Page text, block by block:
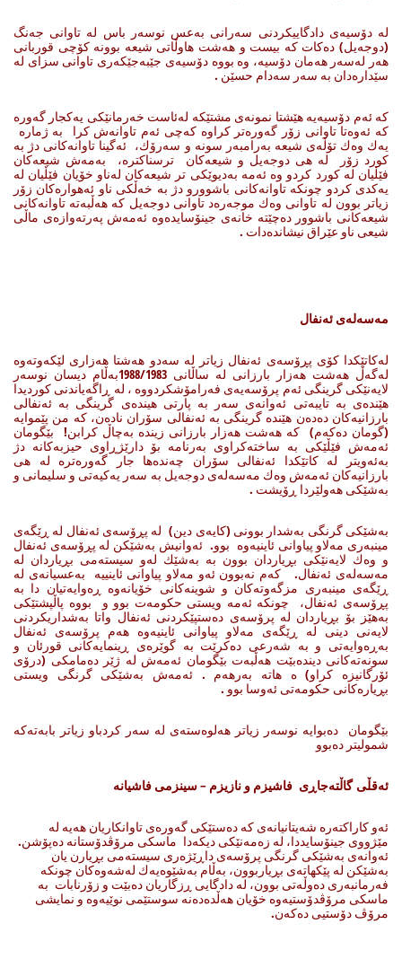
له‌ دۆسیه‌ی دادگاییكردنی سه‌رانی به‌عس نوسه‌ر باس له‌ تاوانی جه‌نگ
(دوجه‌یل) ده‌كات كه‌ بیست و هه‌شت هاوڵاتی شیعه‌ بوونه‌ كۆچی قوربانی
هه‌ر له‌سه‌ر هه‌مان دۆسیه‌، وه‌ بووه‌ دۆسیه‌ی جێبه‌جێكه‌ری تاوانی سزای له‌
سێداره‌دان به‌ سه‌ر سه‌دام حسێن .
كه‌ ئه‌م دۆسیه‌یه‌ هێشتا نمونه‌ی مشتێكه‌ له‌ئاست خه‌رمانێكی یه‌كجار گه‌وره‌
كه‌ ئه‌وه‌تا تاوانی زۆر گه‌وره‌تر كراوه‌ كه‌چی ئه‌م تاوانه‌ش كرا به‌ ژماره‌
یه‌ك وه‌ك تۆڵه‌ی شیعه‌ به‌رامبه‌ر سونه‌ و سه‌رۆك، ئه‌گینا تاوانه‌كانی دژ به‌
كورد زۆر له‌ هی دوجه‌یل و شیعه‌كان ترسناكتره‌، به‌مه‌ش شیعه‌كان
فێڵیان له‌ كورد كردو وه‌ ئه‌مه‌ به‌دیوێكی تر شیعه‌كان له‌ناو خۆیان فێڵیان له‌
یه‌كدی كردو چونكه‌ تاوانه‌كانی باشوورو دژ به‌ خه‌ڵكی ناو ئه‌هواره‌كان زۆر
زیاتر بوون له‌ تاوانی وه‌ك موجه‌ره‌د تاوانی دوجه‌یل كه‌ هه‌ڵبه‌ته‌ تاوانه‌كانی
شیعه‌كانی باشوور ده‌چێته‌ خانه‌ی جینۆسایده‌وه‌ ئه‌مه‌ش په‌رته‌وازه‌ی ماڵی
شیعی ناو عێراق نیشانده‌دات .
مه‌سه‌له‌ی ئه‌نفال
له‌كاتێكدا كۆی پڕۆسه‌ی ئه‌نفال زیاتر له‌ سه‌دو هه‌شتا هه‌زاری لێكه‌وته‌وه‌
له‌گه‌ڵ هه‌شت هه‌زار بارزانی له‌ ساڵانی 1988/1983به‌ڵام دیسان نوسه‌ر
لایه‌نێكی گرینگی ئه‌م پرۆسه‌یه‌ی فه‌رامۆشكردووه‌ ، له‌ ڕاگه‌یاندنی كوردیدا
هێنده‌ی به‌ تایبه‌تی ئه‌وانه‌ی سه‌ر به‌ پارتی هینده‌ی گرینگی به‌ ئه‌نفالی
بارزانیه‌كان ده‌ده‌ن هێنده‌ گرینگی به‌ ئه‌نفالی سۆران ناده‌ن، كه‌ من پێموایه‌
(گومان ده‌كه‌م) كه‌ هه‌شت هه‌زار بارزانی زینده‌ به‌چاڵ كرابن! بێگومان
ئه‌مه‌ش فێڵێكی به‌ ساخته‌كراوی به‌رنامه‌ بۆ دارێژڕاوی حیزبه‌كانه‌ دژ
به‌ئه‌ویتر له‌ كاتێكدا ئه‌نفالی سۆران چه‌نده‌ها جار گه‌وره‌تره‌ له‌ هی
بارزانیه‌كان ئه‌مه‌ش وه‌ك مه‌سه‌له‌ی دوجه‌یل به‌ سه‌ر یه‌كیه‌تی و سلیمانی و
به‌شێكی هه‌ولێردا ڕۆیشت .
به‌شێكی گرنگی به‌شدار بوونی (كایه‌ی دین) له‌ پڕۆسه‌ی ئه‌نفال له‌ ڕێگه‌ی
مینبه‌ری مه‌لاو پیاوانی ئاینیه‌وه‌ بوو. ئه‌وانیش به‌شێكن له‌ پڕۆسه‌ی ئه‌نفال
و وه‌ك لایه‌نێكی بڕیاردان بوون به‌ به‌شێك له‌و سیسته‌می بڕیاردان له‌
مه‌سه‌له‌ی ئه‌نفال. كه‌م نه‌بوون ئه‌و مه‌لاو پیاوانی ئاینییه‌ به‌عسیانه‌ی له‌
ڕێگه‌ی مینبه‌ری مزگه‌وته‌كان و شوینه‌كانی خۆیانه‌وه‌ ڕه‌وایه‌تیان دا به‌
پڕۆسه‌ی ئه‌نفال، چونكه‌ ئه‌مه‌ ویستی حكومه‌ت بوو و بووه‌ پاڵپشتێكی
به‌هێز بۆ بڕیاردان له‌ پرۆسه‌ی ده‌ستپێكردنی ئه‌نفال واتا به‌شداریكردنی
لایه‌نی دینی له‌ ڕێگه‌ی مه‌لاو پیاوانی ئاینیه‌وه‌ هه‌م پرۆسه‌ی ئه‌نفال
به‌ڕه‌وایه‌تی و به‌ شه‌رعی ده‌كرێت به‌ گوێره‌ی ڕینمایه‌كانی قورئان و
سونه‌ته‌كانی دینده‌بێت هه‌ڵبه‌ت بێگومان ئه‌مه‌ش له‌ ژێر ده‌مامكی (درۆی
ئۆرگانیزه‌ كراو) ه‌ هاته‌ به‌رهه‌م . ئه‌مه‌ش به‌شێكی گرنگی ویستی
بڕیاره‌كانی حكومه‌تی ئه‌وسا بوو .
بێگومان ده‌بوایه‌ نوسه‌ر زیاتر هه‌لوه‌سته‌ی له‌ سه‌ر كردباو زیاتر بابه‌ته‌كه‌
شمولیتر ده‌بوو
ئه‌قڵی گاڵته‌جاڕی فاشیزم و نازیزم – سینزمی فاشیانه‌
ئه‌و كاراكته‌ره‌ شه‌یتانیانه‌ی كه‌ ده‌ستێكی گه‌وره‌ی تاوانكاریان هه‌یه‌ له‌
مێژووی جینۆسایددا، له‌ زه‌مه‌نێكی دیكه‌دا ماسكی مرۆڤدۆستانه‌ ده‌پۆشن.
ئه‌وانه‌ی به‌شێكی گرنگی پرۆسه‌ی داڕێژه‌ری سیسته‌می بڕیارن یان
به‌شێكن له‌ پێكهاته‌ی بڕیاربوون، به‌ڵام به‌شێوه‌یه‌ك له‌شه‌وه‌كان چونكه‌
فه‌رمانبه‌ری ده‌وڵه‌تی بوون، له‌ دادگایی ڕزگاریان ده‌بێت و زۆرنابات به‌
ماسكی مرۆڤدۆستیه‌وه‌ خۆیان هه‌ڵده‌ده‌نه‌ سوستێمی نوێیه‌وه‌ و نمایشی
مرۆڤ دۆستیی ده‌كه‌ن.